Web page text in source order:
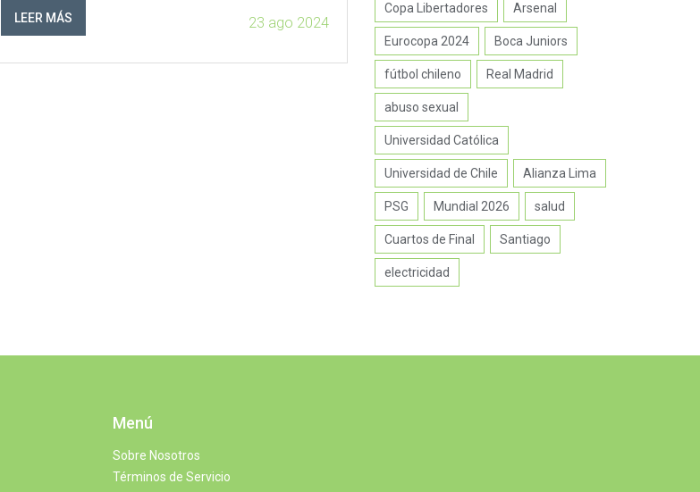
Bragantino deberá mejorar su estrategia.
LEER MÁS 23 ago 2024
Copa Libertadores Arsenal
Eurocopa 2024 Boca Juniors
fútbol chileno Real Madrid
abuso sexual
Universidad Católica
Universidad de Chile Alianza Lima
PSG Mundial 2026 salud
Cuartos de Final Santiago
electricidad
Menú
Sobre Nosotros
Términos de Servicio